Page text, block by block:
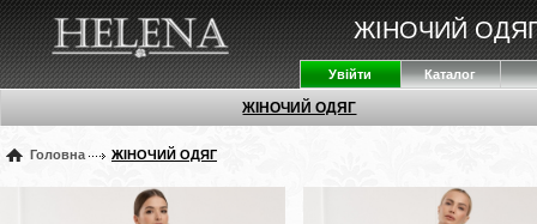
Увійти Каталог
ЖІНОЧИЙ
ЖІНОЧИЙ ОДЯГ
Головна ЖІНОЧИЙ ОДЯГ